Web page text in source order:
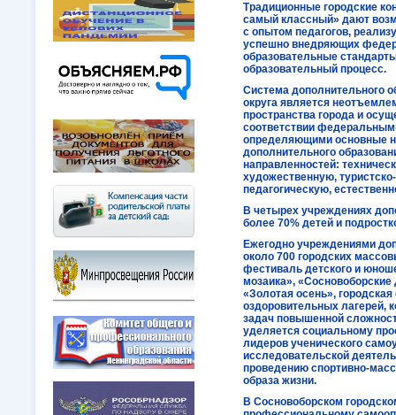
Традиционные городские
самый классный» дают
с опытом педагогов,
успешно внедряющих
образовательные
образовательный процесс.
Система дополнительного
округа является
пространства города и
соответствии
определяющими основные
дополнительного
направленностей:
художественную,
педагогическую,
В четырех учреждениях
более 70% детей и
Ежегодно учреждениями
около 700 городских
фестиваль детского и
мозаика»,
«Золотая осень»,
оздоровительных лагерей,
задач повышенной
уделяется социальному
лидеров ученического
исследовательской
проведению спортивно-
образа жизни.
В Сосновоборском